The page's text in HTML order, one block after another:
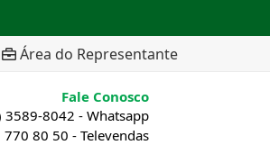
Área do Representante
Fale Conosco
3589-8042 - Whatsapp
80 50 - Televendas